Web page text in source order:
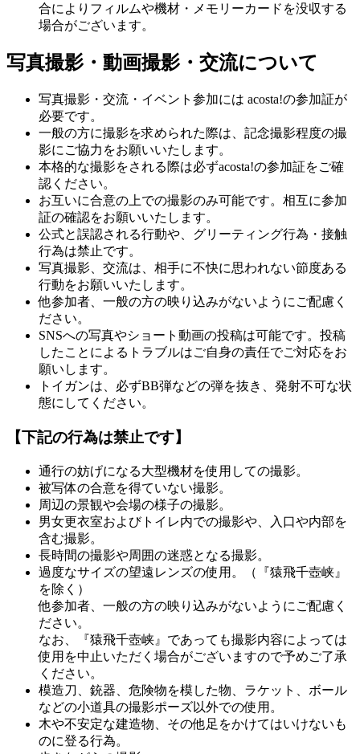
合によりフィルムや機材・メモリーカードを没収する
場合がございます。
写真撮影・動画撮影・交流について
写真撮影・交流・イベント参加には acosta!の参加証が
必要です。
一般の方に撮影を求められた際は、記念撮影程度の撮
影にご協力をお願いいたします。
本格的な撮影をされる際は必ずacosta!の参加証をご確
認ください。
お互いに合意の上での撮影のみ可能です。相互に参加
証の確認をお願いいたします。
公式と誤認される行動や、グリーティング行為・接触
行為は禁止です。
写真撮影、交流は、相手に不快に思われない節度ある
行動をお願いいたします。
他参加者、一般の方の映り込みがないようにご配慮く
ださい。
SNSへの写真やショート動画の投稿は可能です。投稿
したことによるトラブルはご自身の責任でご対応をお
願いします。
トイガンは、必ずBB弾などの弾を抜き、発射不可な状
態にしてください。
【下記の行為は禁止です】
通行の妨げになる大型機材を使用しての撮影。
被写体の合意を得ていない撮影。
周辺の景観や会場の様子の撮影。
男女更衣室およびトイレ内での撮影や、入口や内部を
含む撮影。
長時間の撮影や周囲の迷惑となる撮影。
過度なサイズの望遠レンズの使用。（『猿飛千壺峡』
を除く）
他参加者、一般の方の映り込みがないようにご配慮く
ださい。
なお、『猿飛千壺峡』であっても撮影内容によっては
使用を中止いただく場合がございますので予めご了承
ください。
模造刀、銃器、危険物を模した物、ラケット、ボール
などの小道具の撮影ポーズ以外での使用。
木や不安定な建造物、その他足をかけてはいけないも
のに登る行為。